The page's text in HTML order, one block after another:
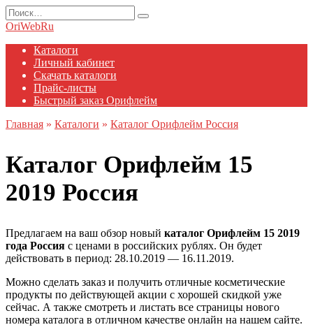
Перейти
к
Search
for:
OriWebRu
Каталоги
Личный кабинет
Скачать каталоги
Прайс-листы
Быстрый заказ Орифлейм
Главная » Каталоги » Каталог Орифлейм Россия
Каталог Орифлейм 15
2019 Россия
Предлагаем на ваш обзор новый каталог Орифлейм 15 2019
года Россия с ценами в российских рублях. Он будет
действовать в период: 28.10.2019 — 16.11.2019.
Можно сделать заказ и получить отличные косметические
продукты по действующей акции с хорошей скидкой уже
сейчас. А также смотреть и листать все страницы нового
номера каталога в отличном качестве онлайн на нашем сайте.